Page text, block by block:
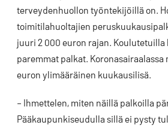
terveydenhuollon työntekijöillä on.
toimitilahuoltajien
juuri 2 000 euron rajan.
paremmat palkat. Koronasairaalassa
euron ylimääräinen kuukausilisä.
– Ihmettelen, miten näillä palkoilla
Pääkaupunkiseudulla sillä ei pysty